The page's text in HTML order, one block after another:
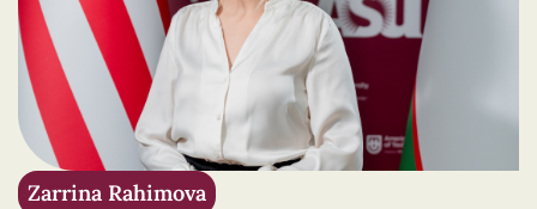
Zarrina Rahimova